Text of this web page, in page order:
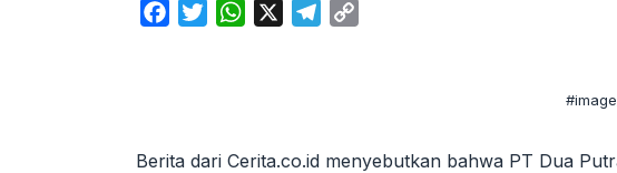
o
e
W
A
r
i
Berita dari Cerita.co.id menyebutkan bahwa PT Dua